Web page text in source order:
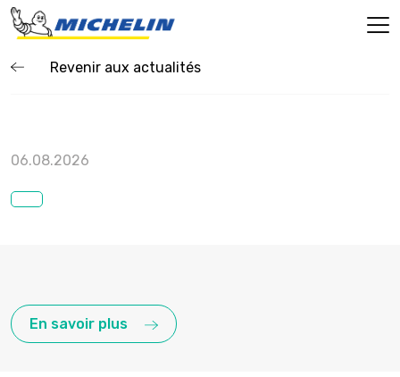
Revenir aux actualités
06.08.2026
En savoir plus